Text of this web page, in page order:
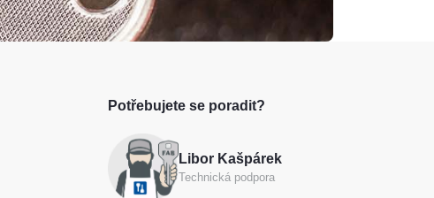
Potřebujete se poradit?
Libor Kašpárek
Technická podpora